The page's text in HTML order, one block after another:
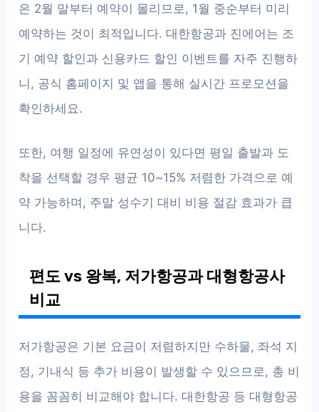
은 2월 말부터 예약이 몰리므로, 1월 중순부터 미리
예약하는 것이 최적입니다. 대한항공과 진에어는 조
기 예약 할인과 신용카드 할인 이벤트를 자주 진행하
니, 공식 홈페이지 및 앱을 통해 실시간 프로모션을
확인하세요.
또한, 여행 일정에 유연성이 있다면 평일 출발과 도
착을 선택할 경우 평균 10~15% 저렴한 가격으로 예
약 가능하며, 주말 성수기 대비 비용 절감 효과가 큽
니다.
편도 vs 왕복, 저가항공과 대형항공사
비교
저가항공은 기본 요금이 저렴하지만 수하물, 좌석 지
정, 기내식 등 추가 비용이 발생할 수 있으므로, 총 비
용을 꼼꼼히 비교해야 합니다. 대한항공 등 대형항공